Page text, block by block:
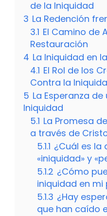
de la Iniquidad
3 La Redención
3.1 El Camino de
Restauración
4 La Iniquidad en
4.1 El Rol de los
Contra la
5 La Esperanza de
Iniquidad
5.1 La Promesa
a través de
5.1.1 ¿Cuál es la
«iniquidad» y
5.1.2 ¿Cómo
iniquidad en mi
5.1.3 ¿Hay
que han caído